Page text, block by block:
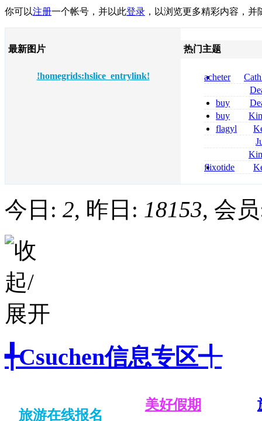
你可以注册一个帐号，并以此登录 ，以浏览更多精彩内容，
最新图片
!homegrids:hslice_entrylink!
热门主题
acheter
dapsone site
tizanidine
sans
buy
pregabalin
pregabalin
buy
zolpidem usa
flagyl
online
roxithromycin
sécurité
nolvadex
flixotide
今日: 2, 昨日: 18153, 会
╃Csuchen信息专区╃
旅游在线报名
美好假期